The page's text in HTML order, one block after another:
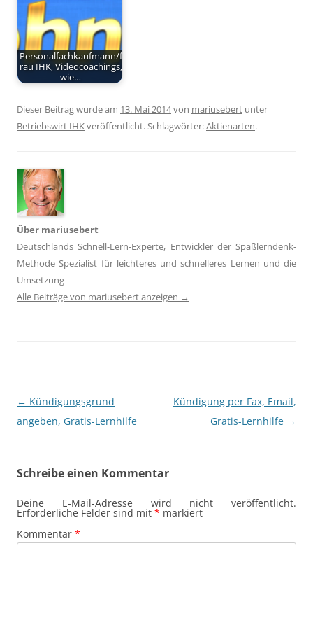
Personalfachkaufmann/f
rau IHK, Videocoachings,
wie…
Dieser Beitrag wurde am 13. Mai 2014von mariusebert unter
Betriebswirt IHKveröffentlicht. Schlagwörter:Aktienarten.
Über mariusebert
Deutschlands Schnell-Lern-Experte, Entwickler der Spaßlerndenk-
Methode Spezialist für leichteres und schnelleres Lernen und die
Umsetzung
Alle Beiträge von mariusebert anzeigen →
Beitragsnavigation
← Kündigungsgrund
angeben, Gratis-Lernhilfe
Kündigung per Fax, Email,
Gratis-Lernhilfe →
Schreibe einen Kommentar
Deine E-Mail-Adresse wird nicht veröffentlicht.
Erforderliche Felder sind mit * markiert
Kommentar *